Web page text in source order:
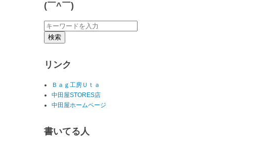
(￣^￣)ゞ
リンク
Ｂａｇ工房Ｕｔａ
中田屋STORES店
中田屋ホームページ
書いてる人